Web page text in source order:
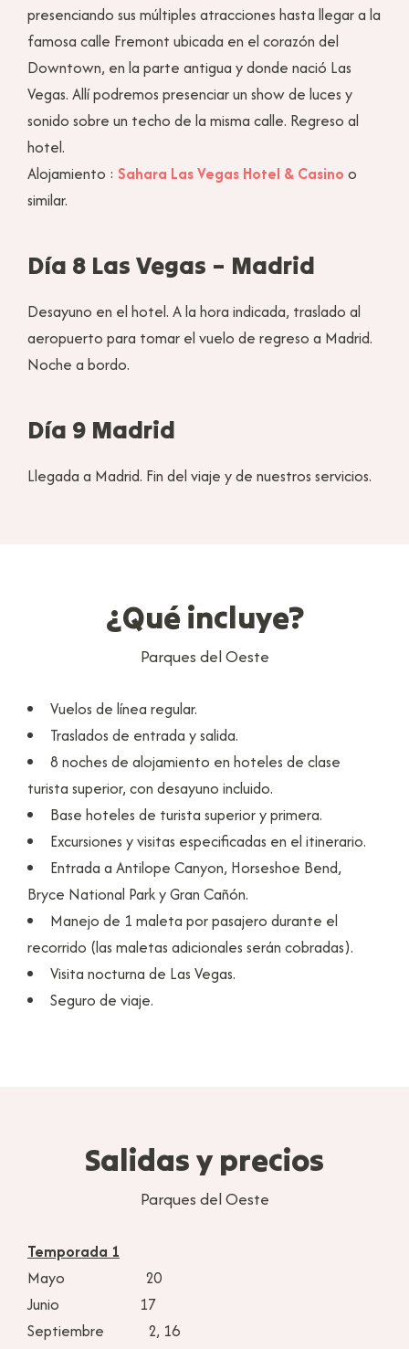
presenciando sus múltiples atracciones hasta llegar a la
famosa calle Fremont ubicada en el corazón del
Downtown, en la parte antigua y donde nació Las
Vegas. Allí podremos presenciar un show de luces y
sonido sobre un techo de la misma calle. Regreso al
hotel.
Alojamiento : Sahara Las Vegas Hotel & Casino o
similar.
Día 8 Las Vegas – Madrid
Desayuno en el hotel. A la hora indicada, traslado al
aeropuerto para tomar el vuelo de regreso a Madrid.
Noche a bordo.
Día 9 Madrid
Llegada a Madrid. Fin del viaje y de nuestros servicios.
¿Qué incluye?
Parques del Oeste
Vuelos de línea regular.
Traslados de entrada y salida.
8 noches de alojamiento en hoteles de clase
turista superior, con desayuno incluido.
Base hoteles de turista superior y primera.
Excursiones y visitas especificadas en el itinerario.
Entrada a Antilope Canyon, Horseshoe Bend,
Bryce National Park y Gran Cañón.
Manejo de 1 maleta por pasajero durante el
recorrido (las maletas adicionales serán cobradas).
Visita nocturna de Las Vegas.
Seguro de viaje.
Salidas y precios
Parques del Oeste
Temporada 1
Mayo 20
Junio 17
Septiembre 2, 16